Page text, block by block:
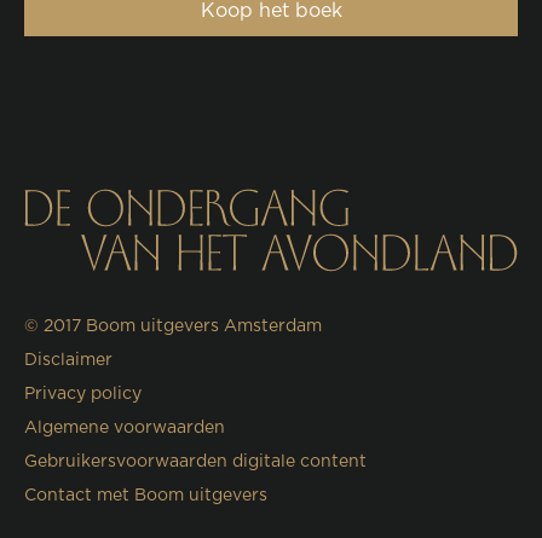
Koop het boek
© 2017 Boom uitgevers Amsterdam
Disclaimer
Privacy policy
Algemene voorwaarden
Gebruikersvoorwaarden digitale content
Contact met Boom uitgevers